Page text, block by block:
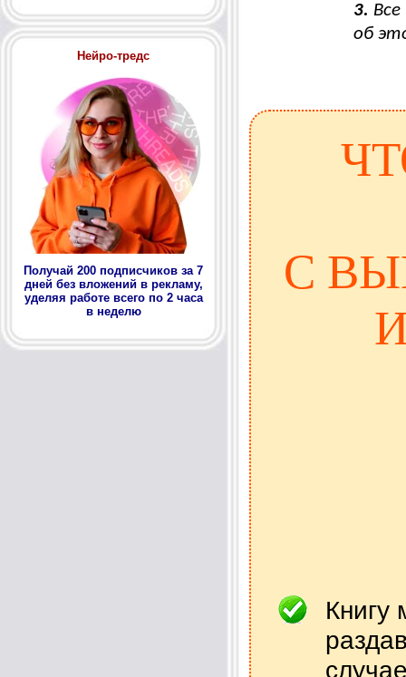
Нейро-тредс
Получай 200 подписчиков за 7
дней без вложений в рекламу,
уделяя работе всего по 2 часа
в неделю
3.
об
С
Книгу